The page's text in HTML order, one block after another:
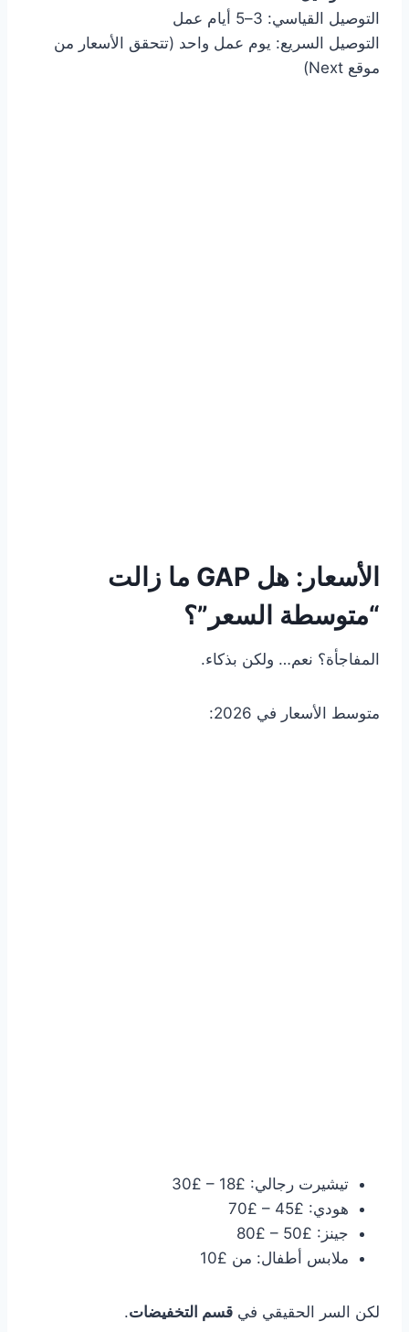
التوصيل القياسي: 3–5 أيام عمل
التوصيل السريع: يوم عمل واحد (تتحقق الأسعار من
موقع Next)
الأسعار: هل GAP ما زالت
“متوسطة السعر”؟
المفاجأة؟ نعم… ولكن بذكاء.
متوسط الأسعار في 2026:
تيشيرت رجالي: £18 – £30
هودي: £45 – £70
جينز: £50 – £80
ملابس أطفال: من £10
لكن السر الحقيقي في قسم التخفيضات.